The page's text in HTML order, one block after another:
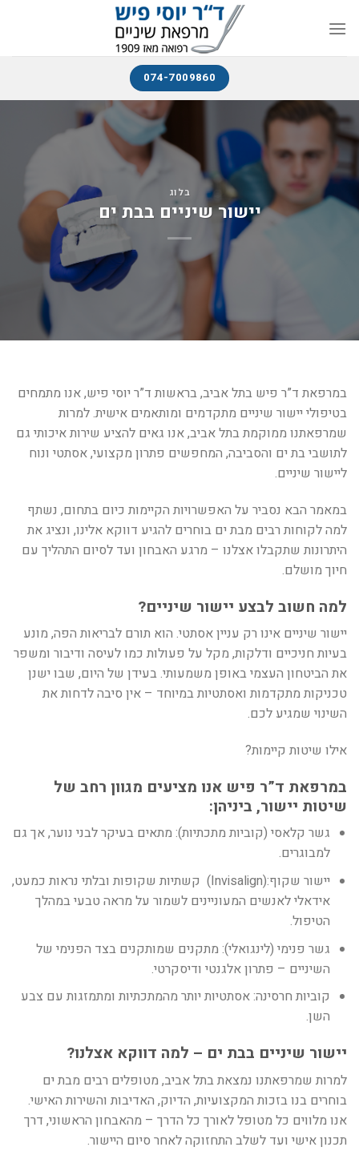
074-7009860
בלוג
יישור שיניים בבת ים
במרפאת ד”ר פיש בתל אביב, בראשות ד”ר יוסי פיש, אנו מתמחים
בטיפולי יישור שיניים מתקדמים ומותאמים אישית. למרות
שמרפאתנו ממוקמת בתל אביב, אנו גאים להציע שירות איכותי גם
לתושבי בת ים והסביבה, המחפשים פתרון מקצועי, אסתטי ונוח
ליישור שיניים.
במאמר הבא נסביר על האפשרויות הקיימות כיום בתחום, נשתף
למה לקוחות רבים מבת ים בוחרים להגיע דווקא אלינו, ונציג את
היתרונות שתקבלו אצלנו – מרגע האבחון ועד לסיום התהליך עם
חיוך מושלם.
למה חשוב לבצע יישור שיניים?
יישור שיניים אינו רק עניין אסתטי. הוא תורם לבריאות הפה, מונע
בעיות חניכיים ודלקות, מקל על פעולות כמו לעיסה ודיבור ומשפר
את הביטחון העצמי באופן משמעותי. בעידן של היום, שבו ישנן
טכניקות מתקדמות ואסתטיות במיוחד – אין סיבה לדחות את
השינוי שמגיע לכם.
אילו שיטות קיימות?
במרפאת ד”ר פיש אנו מציעים מגוון רחב של
שיטות יישור, ביניהן:
גשר קלאסי (קוביות מתכתיות):מתאים בעיקר לבני נוער, אך גם
למבוגרים.
יישור שקוף(Invisalign): קשתיות שקופות ובלתי נראות כמעט,
אידאלי לאנשים המעוניינים לשמור על מראה טבעי במהלך
הטיפול.
גשר פנימי (לינגואלי):מתקנים שמותקנים בצד הפנימי של
השיניים – פתרון אלגנטי ודיסקרטי.
קוביות חרסינה:אסתטיות יותר מהמתכתיות ומתמזגות עם צבע
השן.
יישור שיניים בבת ים – למה דווקא אצלנו?
למרות שמרפאתנו נמצאת בתל אביב, מטופלים רבים מבת ים
בוחרים בנו בזכות המקצועיות, הדיוק, האדיבות והשירות האישי.
אנו מלווים כל מטופל לאורך כל הדרך – מהאבחון הראשוני, דרך
תכנון אישי ועד לשלב התחזוקה לאחר סיום היישור.